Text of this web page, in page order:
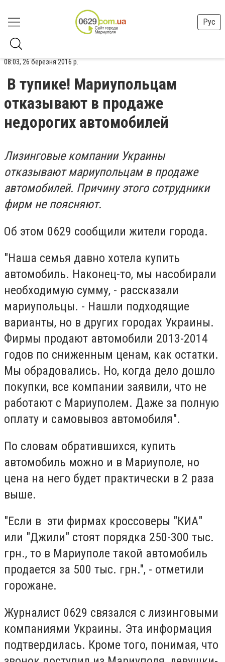
Рус
08:03, 26 березня 2016 р.
В тупике! Мариупольцам
отказывают в продаже
недорогих автомобилей
Лизинговые компании Украины
отказывают мариупольцам в продаже
автомобилей. Причину этого сотрудники
фирм не поясняют.
Об этом 0629 сообщили жители города.
"Наша семья давно хотела купить
автомобиль. Наконец-то, мы насобирали
необходимую сумму, - рассказали
мариупольцы. - Нашли подходящие
варианты, но в других городах Украины.
Фирмы продают автомобили 2013-2014
годов по сниженным ценам, как остатки.
Мы обрадовались. Но, когда дело дошло
покупки, все компании заявили, что не
работают с Мариуполем. Даже за полную
оплату и самовывоз автомобиля".
По словам обратившихся, купить
автомобиль можно и в Мариуполе, но
цена на него будет практически в 2 раза
выше.
"Если в эти фирмах кроссоверы "КИА"
или "Джили" стоят порядка 250-300 тыс.
грн., то в Мариуполе такой автомобиль
продается за 500 тыс. грн.", - отметили
горожане.
Журналист 0629 связался с лизинговыми
компаниями Украины. Эта информация
подтвердилась. Кроме того, понимая, что